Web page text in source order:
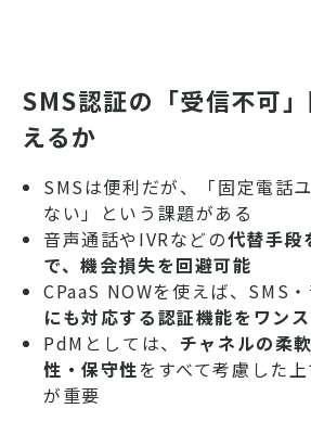
SMS認証の「受信不可
えるか
SMSは便利だが、「固定電話
ない」という課題がある
音声通話やIVRなどの代替手段
で、機会損失を回避可能
CPaaS NOWを使えば、SMS
にも対応する認証機能をワン
PdMとしては、 チャネルの柔
性・保守性をすべて考慮した
が重要